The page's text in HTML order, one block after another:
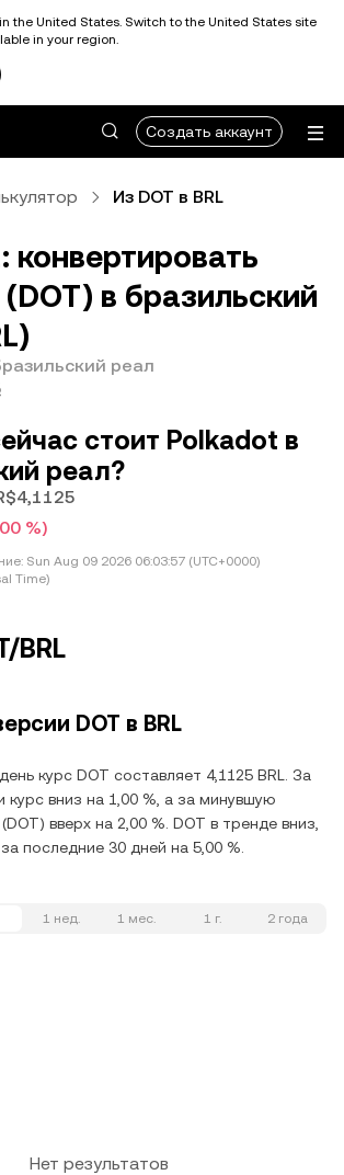
the United States. Switch to the United States site
in your region.
Создать аккаунт
Из DOT в BRL
конвертировать
в бразильский
реал
стоит Polkadot в
реал?
%)
Sun Aug 09 2026 06:03:57 (UTC+0000)
Time)
BRL
DOT в BRL
курс DOT составляет 4,1125 BRL. За
вниз на 1,00 %, а за минувшую
вверх на 2,00 %. DOT в тренде вниз,
последние 30 дней на 5,00 %.
1 нед. 1 мес. 1 г. 2 года
Нет результатов